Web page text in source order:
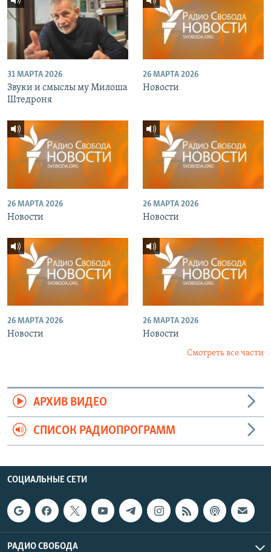
31 МАРТА 2026
Звуки и смыслы му Милоша
Штедроня
26 МАРТА 2026
Новости
26 МАРТА 2026
Новости
26 МАРТА 2026
Новости
26 МАРТА 2026
Новости
26 МАРТА 2026
Новости
Смотреть все части
АРХИВ ВИДЕО
СПИСОК РАДИОПРОГРАММ
СОЦИАЛЬНЫЕ СЕТИ
РАДИО СВОБОДА